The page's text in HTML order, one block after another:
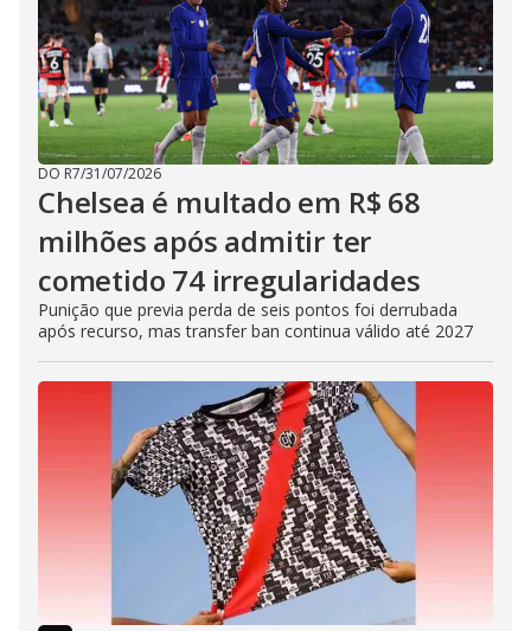
DO R7/31/07/2026
Chelsea é multado em R$ 68
milhões após admitir ter
cometido 74 irregularidades
Punição que previa perda de seis pontos foi derrubada
após recurso, mas transfer ban continua válido até 2027